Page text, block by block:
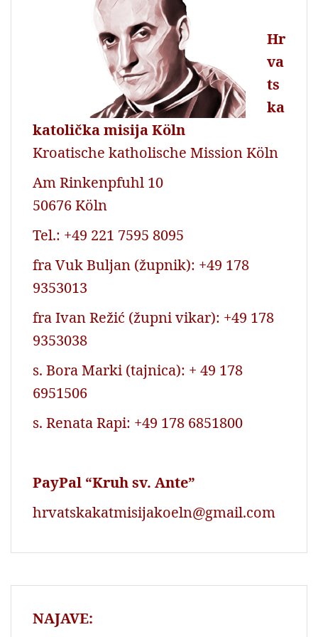
Hr
va
ts
ka
katolička misija Köln
Kroatische katholische Mission Köln
Am Rinkenpfuhl 10
50676 Köln
Tel.: +49 221 7595 8095
fra Vuk Buljan (župnik): +49 178
9353013
fra Ivan Režić (župni vikar): +49 178
9353038
s. Bora Marki (tajnica): + 49 178
6951506
s. Renata Rapi: +49 178 6851800
PayPal “Kruh sv. Ante”
hrvatskakatmisijakoeln@gmail.com
NAJAVE: